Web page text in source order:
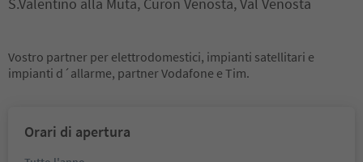
Vostro partner per elettrodomestici, impianti satellitari e
impianti d´allarme, partner Vodafone e Tim.
Orari di apertura